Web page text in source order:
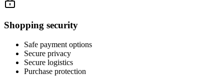
Shopping security
Safe payment options
Secure privacy
Secure logistics
Purchase protection